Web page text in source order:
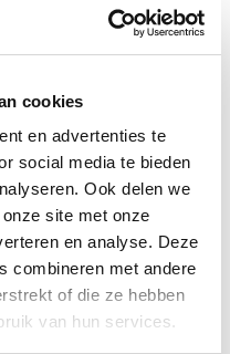
cookies
en advertenties te
social media te bieden
Ook delen we
site met onze
en analyse. Deze
combineren met andere
of die ze hebben
van hun services.
specifieke
zo in te richten dat je
hebt die jij als
meest gebruikt. Dit is
bedrijfsrisico’s en
locaties. Een volledig
opleveren.
zijn van alle
hebben handige vakjes
structuur aan kunt
houdt van wat er zoal